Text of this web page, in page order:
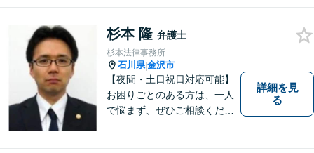
ルも対応可能【メール相談／
ビデオ面談可】【土曜日も対
応】
杉本 隆 弁護士
杉本法律事務所
石川県|金沢市
【夜間・土日祝日対応可能】
お困りごとのある方は、一人
で悩まず、ぜひご相談くださ
詳細を見
る